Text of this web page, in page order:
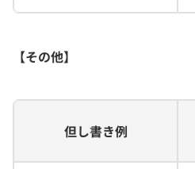
【その他】
但し書き例